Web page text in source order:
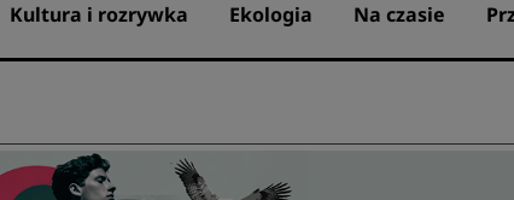
Kultura i rozrywka Ekologia Na czasie